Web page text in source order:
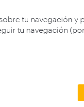
tu navegación y
tu navegación